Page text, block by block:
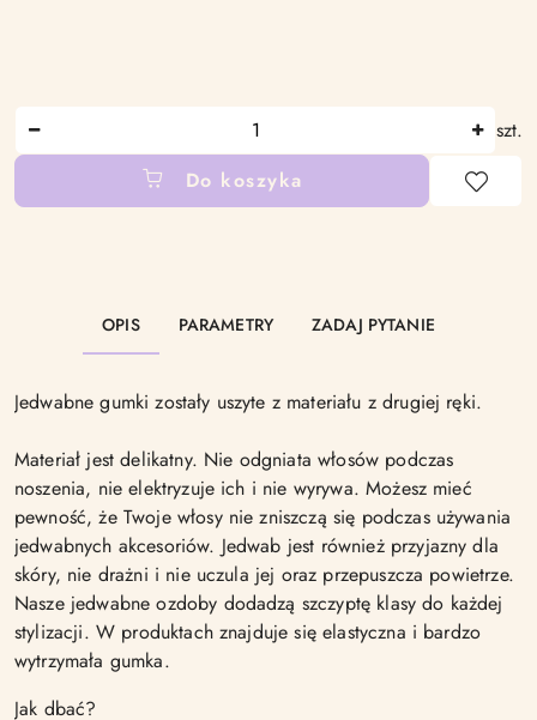
szt.
Do koszyka
dostawaOPIS PARAMETRY ZADAJ PYTANIE
Jedwabne gumki zostały uszyte z materiału z drugiej ręki.
Materiał jest delikatny. Nie odgniata włosów podczas
noszenia, nie elektryzuje ich i nie wyrywa. Możesz mieć
pewność, że Twoje włosy nie zniszczą się podczas używania
jedwabnych akcesoriów. Jedwab jest również przyjazny dla
skóry, nie drażni i nie uczula jej oraz przepuszcza powietrze.
Nasze jedwabne ozdoby dodadzą szczyptę klasy do każdej
stylizacji. W produktach znajduje się elastyczna i bardzo
wytrzymała gumka.
Jak dbać?